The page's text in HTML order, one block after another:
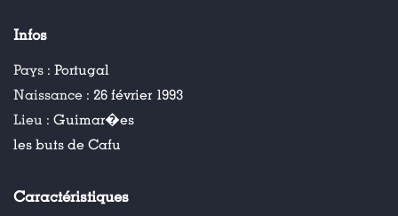
Infos
Pays : Portugal
Naissance : 26 février 1993
Lieu : Guimar�es
les buts de Cafu
Caractéristiques